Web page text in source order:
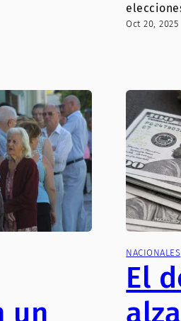
Oct 20, 2025
un
NACIONALES
El